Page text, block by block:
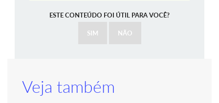
ESTE CONTEÚDO FOI ÚTIL PARA VOCÊ?
SIM NÃO
Veja também